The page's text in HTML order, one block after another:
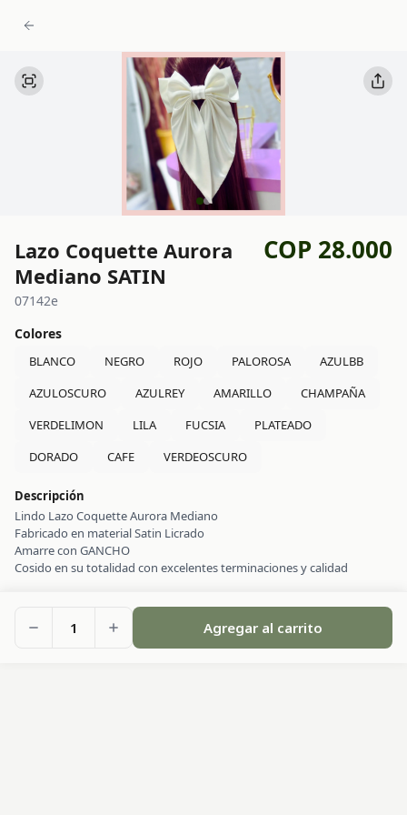
Lazo Coquette Aurora
Mediano SATIN
COP 28.000
07142e
Colores
BLANCO NEGRO ROJO PALOROSA
AZULBB
AZULOSCURO
AZULREY AMARILLO
CHAMPAÑA
VERDELIMON
LILA FUCSIA
PLATEADO
DORADO
CAFE VERDEOSCURO
Descripción
Lindo Lazo Coquette Aurora Mediano
Fabricado en material Satin Licrado
Amarre con GANCHO
Cosido en su totalidad con excelentes terminaciones y calidad
1 Agregar al carrito